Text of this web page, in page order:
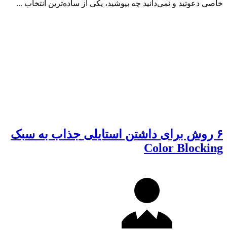
خاصی دعوتید و نمی‌دانید چه بپوشید، یکی از ساده‌ترین انتخاب ...
۶ روش برای داشتن استایلی جذاب به سبک
Color Blocking